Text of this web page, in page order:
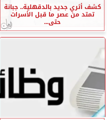
كشف أثري جديد بالدقهلية.. جبانة
تمتد من عصر ما قبل الأسرات
حتى...